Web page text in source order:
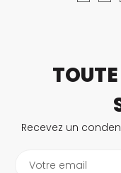
Recevez un
Votre email